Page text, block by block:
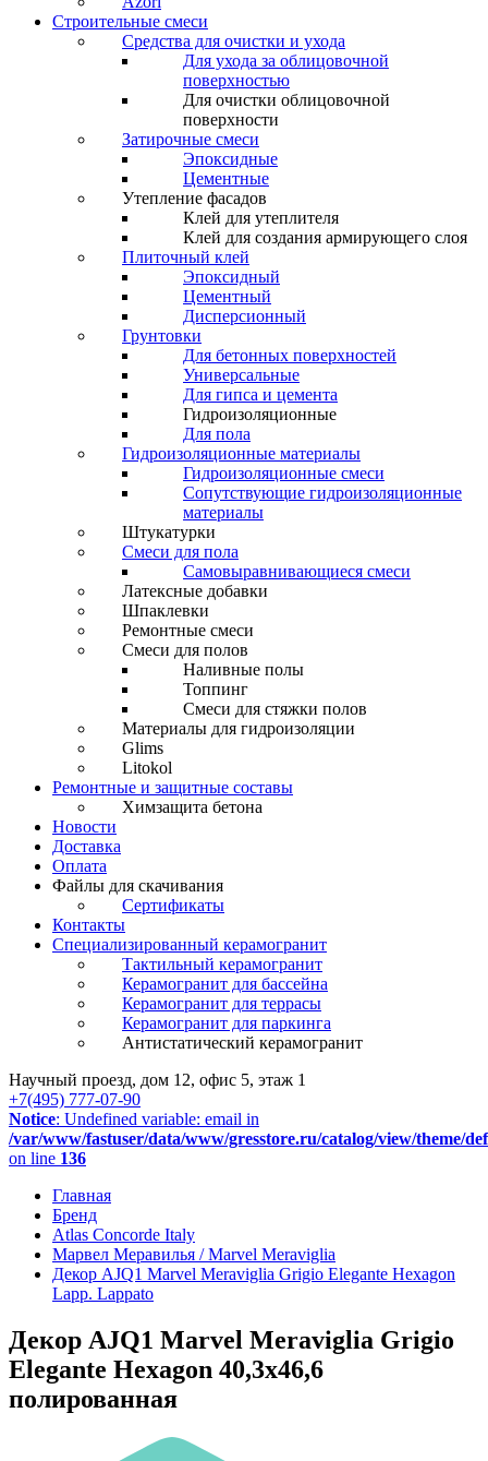
Строительные смеси
Средства для очистки и ухода
Для ухода за облицовочной
поверхностью
Для очистки облицовочной
поверхности
Затирочные смеси
Эпоксидные
Цементные
Утепление фасадов
Клей для утеплителя
Клей для создания армирующего слоя
Плиточный клей
Эпоксидный
Цементный
Дисперсионный
Грунтовки
Для бетонных поверхностей
Универсальные
Для гипса и цемента
Гидроизоляционные
Для пола
Гидроизоляционные материалы
Гидроизоляционные смеси
Сопутствующие гидроизоляционные
материалы
Штукатурки
Смеси для пола
Самовыравнивающиеся смеси
Латексные добавки
Шпаклевки
Ремонтные смеси
Смеси для полов
Наливные полы
Топпинг
Смеси для стяжки полов
Материалы для гидроизоляции
Glims
Litokol
Ремонтные и защитные составы
Химзащита бетона
Новости
Доставка
Оплата
Файлы для скачивания
Сертификаты
Контакты
Специализированный керамогранит
Тактильный керамогранит
Керамогранит для бассейна
Керамогранит для террасы
Керамогранит для паркинга
Антистатический керамогранит
Научный проезд, дом 12, офис 5, этаж 1
+7(495) 777-07-90
Notice: Undefined variable: email in
/var/www/fastuser/data/www/gresstore.ru/catalog/view/theme/
on line 136
Главная
Бренд
Atlas Concorde Italy
Марвел Меравилья / Marvel Meraviglia
Декор AJQ1 Marvel Meraviglia Grigio Elegante Hexagon
Lapp. Lappato
Декор AJQ1 Marvel Meraviglia Grigio
Elegante Hexagon 40,3x46,6
полированная